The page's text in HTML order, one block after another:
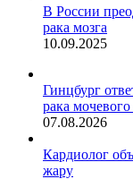
В России
рака мозга
10.09.2025
Гинцбург
рака
07.08.2026
Кардиолог
жару